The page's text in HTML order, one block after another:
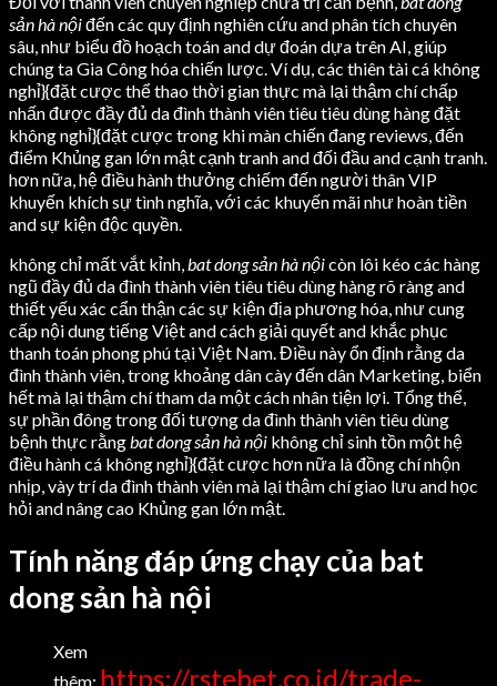
sản hà nộiđến các quy định nghiên cứu and phân tích chuyên
sâu, như biểu đồ hoạch toán and dự đoán dựa trên AI, giúp
chúng ta Gia Công hóa chiến lược. Ví dụ, các thiên tài cá không
nghỉ}{đặt cược thể thao thời gian thực mà lại thậm chí chấp
nhấn được đầy đủ da đình thành viên tiêu tiêu dùng hàng đặt
không nghỉ}{đặt cược trong khi màn chiến đang reviews, đến
điểm Khủng gan lớn mật cạnh tranh and đối đầu and cạnh tranh.
hơn nữa, hệ điều hành thưởng chiếm đến người thân VIP
khuyến khích sự tình nghĩa, với các khuyến mãi như hoàn tiền
and sự kiện độc quyền.
không chỉ mất vắt kỉnh,bat dong sản hà nộicòn lôi kéo các hàng
ngũ đầy đủ da đình thành viên tiêu tiêu dùng hàng rõ ràng and
thiết yếu xác cẩn thận các sự kiện địa phương hóa, như cung
cấp nội dung tiếng Việt and cách giải quyết and khắc phục
thanh toán phong phú tại Việt Nam. Điều này ổn định rằng da
đình thành viên, trong khoảng dân cày đến dân Marketing, biển
hết mà lại thậm chí tham da một cách nhân tiện lợi. Tổng thể,
sự phần đông trong đối tượng da đình thành viên tiêu dùng
bệnh thực rằngbat dong sản hà nội không chỉ sinh tồn một hệ
điều hành cá không nghỉ}{đặt cược hơn nữa là đồng chí nhộn
nhịp, vày trí da đình thành viên mà lại thậm chí giao lưu and học
hỏi and nâng cao Khủng gan lớn mật.
Tính năng đáp ứng chạy của bat
dong sản hà nội
Xem
thêm: https://rstebet.co.id/trade-